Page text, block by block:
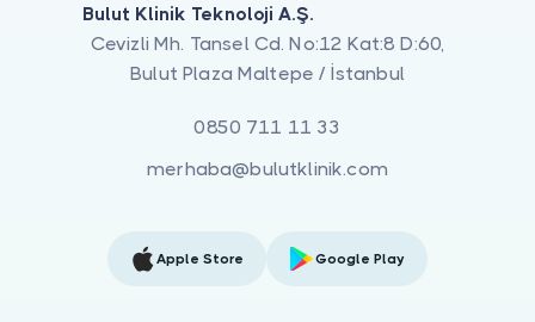
Bulut Klinik Teknoloji A.Ş.
Cevizli Mh. Tansel Cd. No:12 Kat:8 D:60,
Bulut Plaza Maltepe / İstanbul
0850 711 11 33
merhaba@bulutklinik.com
Apple Store Google Play